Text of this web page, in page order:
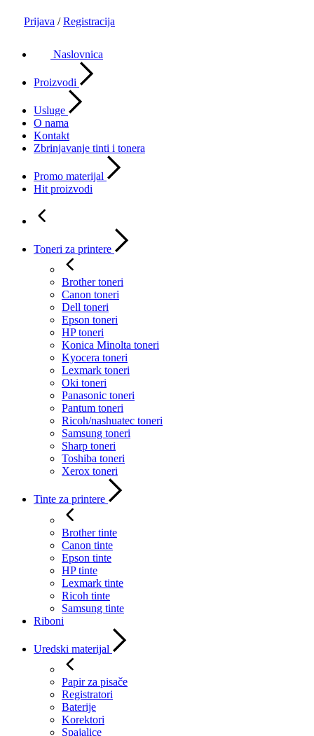
Prijava / Registracija
Naslovnica
Proizvodi
Usluge
O nama
Kontakt
Zbrinjavanje tinti i tonera
Promo materijal
Hit proizvodi
Toneri za printere
Brother toneri
Canon toneri
Dell toneri
Epson toneri
HP toneri
Konica Minolta toneri
Kyocera toneri
Lexmark toneri
Oki toneri
Panasonic toneri
Pantum toneri
Ricoh/nashuatec toneri
Samsung toneri
Sharp toneri
Toshiba toneri
Xerox toneri
Tinte za printere
Brother tinte
Canon tinte
Epson tinte
HP tinte
Lexmark tinte
Ricoh tinte
Samsung tinte
Riboni
Uredski materijal
Papir za pisače
Registratori
Baterije
Korektori
Spajalice